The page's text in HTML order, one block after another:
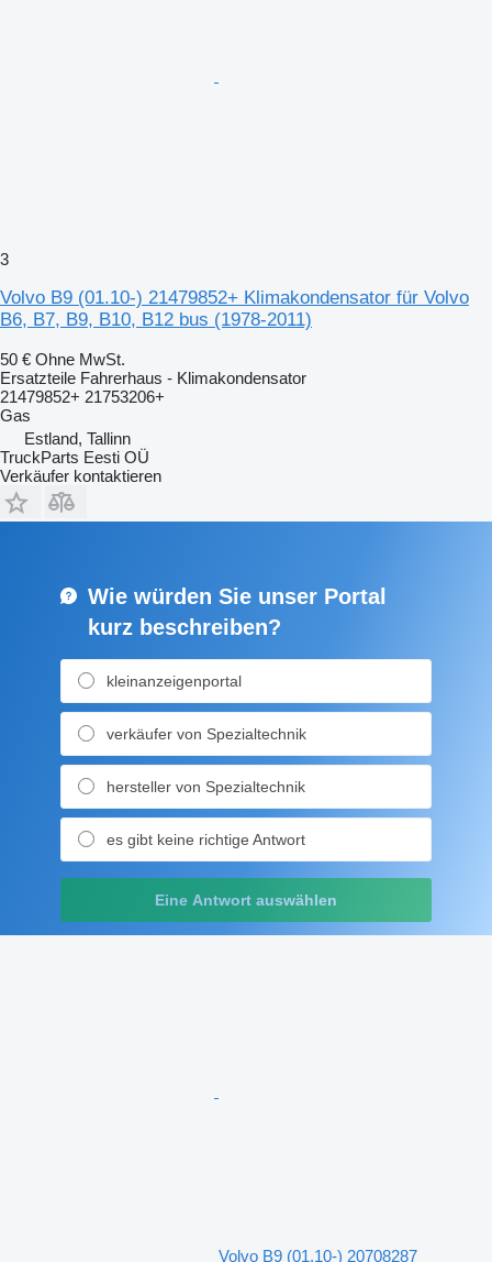
3
Volvo B9 (01.10-) 21479852+ Klimakondensator für Volvo
B6, B7, B9, B10, B12 bus (1978-2011)
50 € Ohne MwSt.
Ersatzteile Fahrerhaus - Klimakondensator
21479852+ 21753206+
Gas
Estland, Tallinn
TruckParts Eesti OÜ
Verkäufer kontaktieren
Wie würden Sie unser Portal
kurz beschreiben?
kleinanzeigenportal
verkäufer von Spezialtechnik
hersteller von Spezialtechnik
es gibt keine richtige Antwort
Eine Antwort auswählen
Volvo B9 (01.10-) 20708287